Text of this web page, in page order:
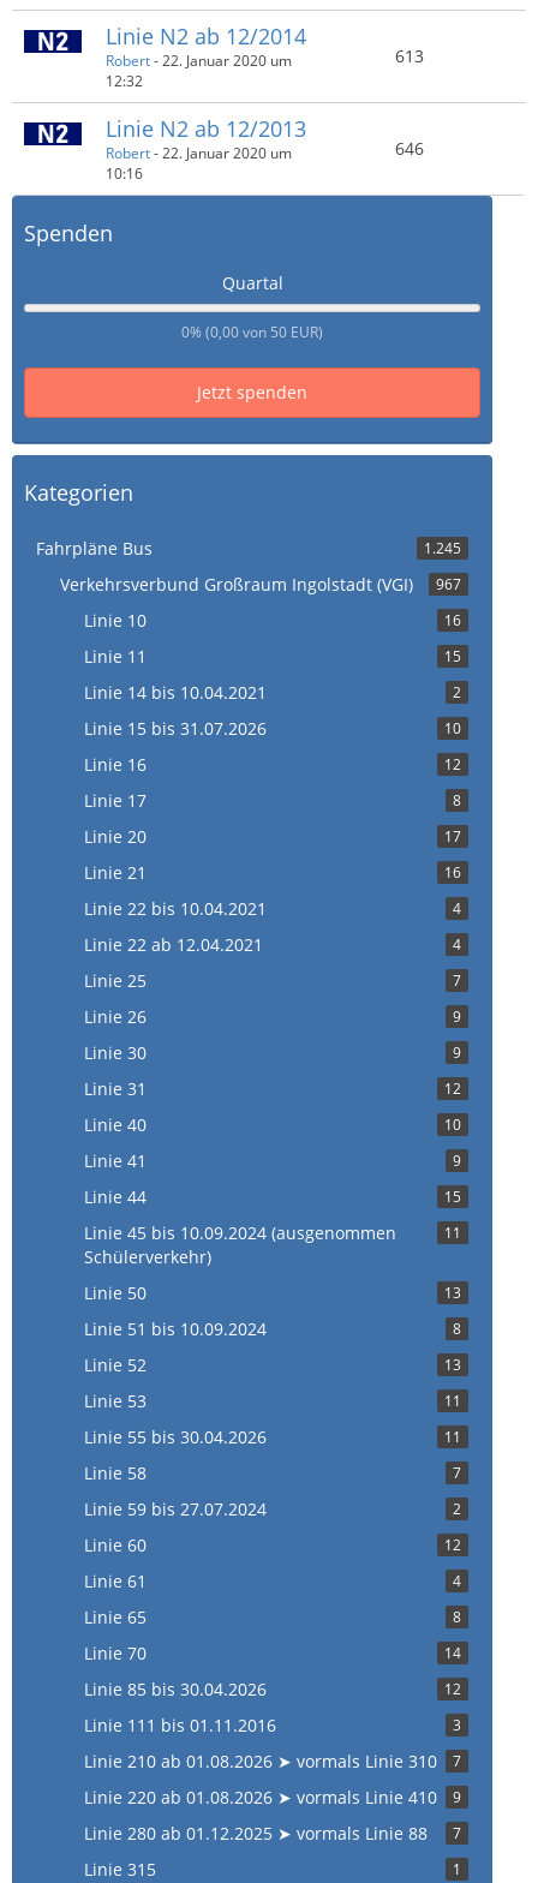
Linie N2 ab 12/2014
Robert-22. Januar 2020 um
12:32
613
Linie N2 ab 12/2013
Robert-22. Januar 2020 um
10:16
646
Spenden
Quartal
0% (0,00 von 50 EUR)
Jetzt spenden
Kategorien
Fahrpläne Bus 1.245
Verkehrsverbund Großraum Ingolstadt (VGI) 967
Linie 10 16
Linie 11 15
Linie 14 bis 10.04.2021 2
Linie 15 bis 31.07.2026 10
Linie 16 12
Linie 17 8
Linie 20 17
Linie 21 16
Linie 22 bis 10.04.2021 4
Linie 22 ab 12.04.2021 4
Linie 25 7
Linie 26 9
Linie 30 9
Linie 31 12
Linie 40 10
Linie 41 9
Linie 44 15
Linie 45 bis 10.09.2024 (ausgenommen
Schülerverkehr)
11
Linie 50 13
Linie 51 bis 10.09.2024 8
Linie 52 13
Linie 53 11
Linie 55 bis 30.04.2026 11
Linie 58 7
Linie 59 bis 27.07.2024 2
Linie 60 12
Linie 61 4
Linie 65 8
Linie 70 14
Linie 85 bis 30.04.2026 12
Linie 111 bis 01.11.2016 3
Linie 210 ab 01.08.2026 ➤ vormals Linie 310 7
Linie 220 ab 01.08.2026 ➤ vormals Linie 410 9
Linie 280 ab 01.12.2025 ➤ vormals Linie 88 7
Linie 315 1